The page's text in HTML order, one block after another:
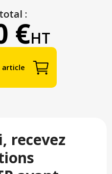
:
€HT
article
recevez